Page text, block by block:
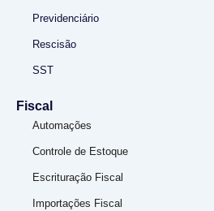
Previdenciário
Rescisão
SST
Fiscal
Automações
Controle de Estoque
Escrituração Fiscal
Importações Fiscal